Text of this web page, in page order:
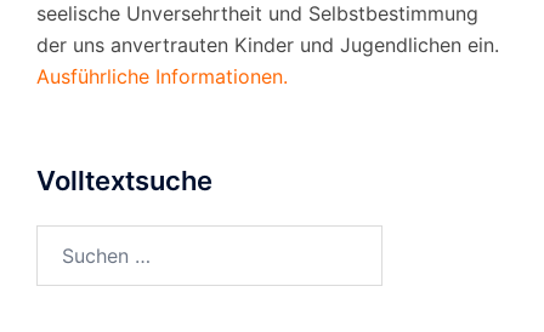
seelische Unversehrtheit und Selbstbestimmung
der uns anvertrauten Kinder und Jugendlichen ein.
Ausführliche Informationen.
Volltextsuche